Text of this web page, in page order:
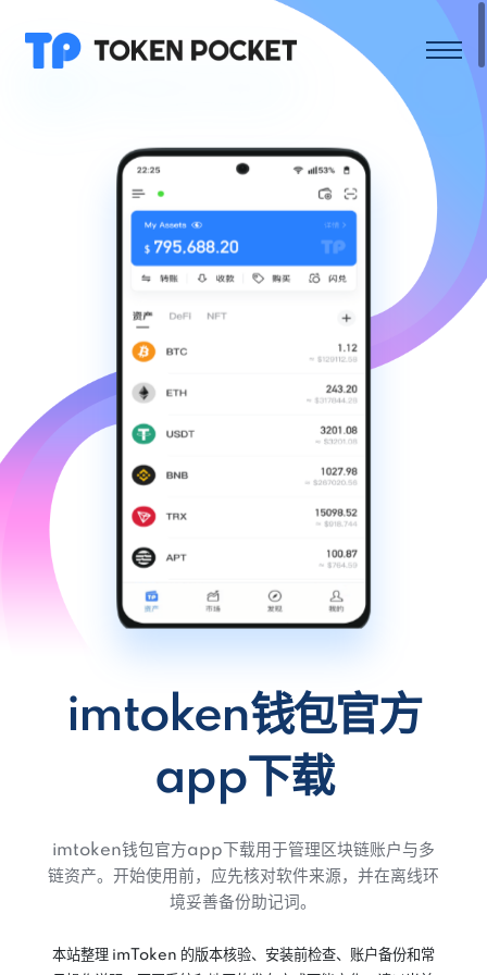
imtoken钱包官方
app下载
imtoken钱包官方app下载用于管理区块链账户与多
链资产。开始使用前，应先核对软件来源，并在离线环
境妥善备份助记词。
本站整理 imToken 的版本核验、安装前检查、账户备份和常